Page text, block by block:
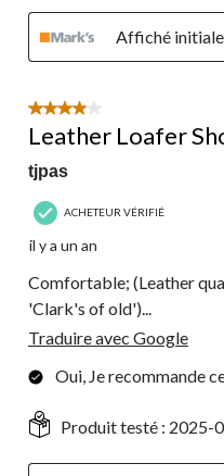
Affiché
4 étoile(s) sur 5.
Leather Loafer
tjpas
ACHETEUR VÉRIFIÉ
il y a un an
Comfortable; (Leather
'Clark's of old')...
Traduire avec Google
Oui, Je recommande
Produit testé : 2025-